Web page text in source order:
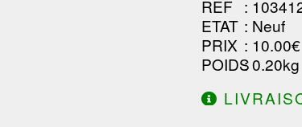
REF :
ETAT : Neuf
PRIX : 10.00€
POIDS: 0.20kg